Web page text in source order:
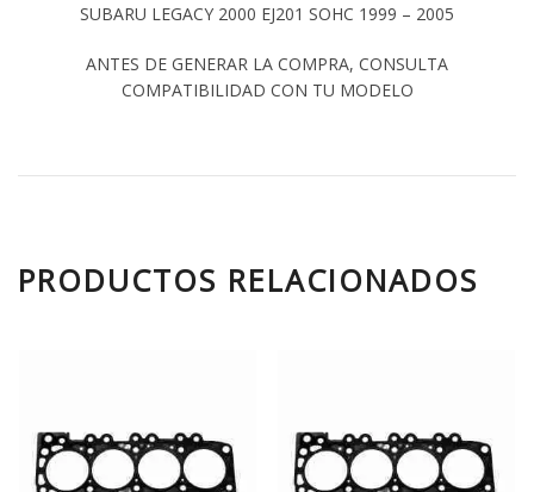
SUBARU LEGACY 2000 EJ201 SOHC 1999 – 2005
ANTES DE GENERAR LA COMPRA, CONSULTA
COMPATIBILIDAD CON TU MODELO
PRODUCTOS RELACIONADOS